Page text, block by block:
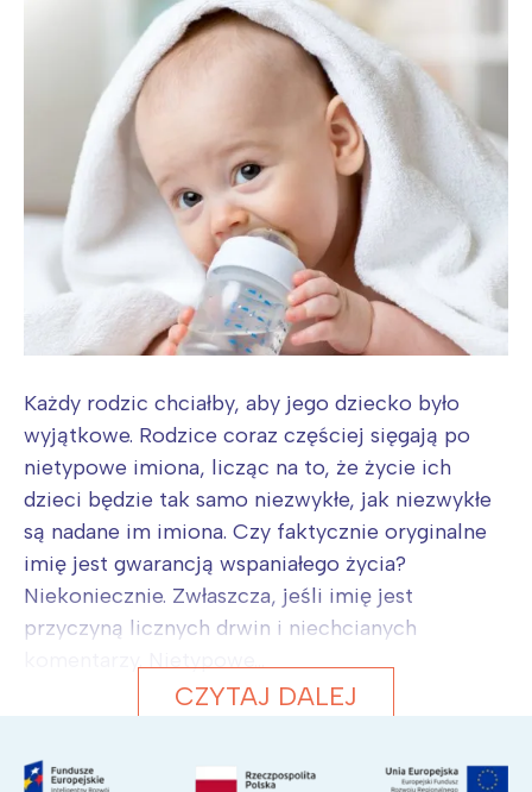
Każdy rodzic chciałby, aby jego dziecko było
wyjątkowe. Rodzice coraz częściej sięgają po
nietypowe imiona, licząc na to, że życie ich
dzieci będzie tak samo niezwykłe, jak niezwykłe
są nadane im imiona. Czy faktycznie oryginalne
imię jest gwarancją wspaniałego życia?
Niekoniecznie. Zwłaszcza, jeśli imię jest
przyczyną licznych drwin i niechcianych
CZYTAJ DALEJ